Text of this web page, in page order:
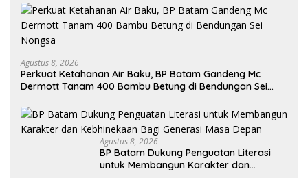
Agustus 8, 2026
Perkuat Ketahanan Air Baku, BP Batam Gandeng Mc
Dermott Tanam 400 Bambu Betung di Bendungan Sei
Agustus 8, 2026
BP Batam Dukung Penguatan Literasi
untuk Membangun Karakter dan